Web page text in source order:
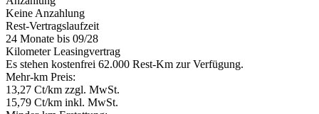
Keine Anzahlung
Rest-Vertragslaufzeit
24 Monate bis 09/28
Kilometer Leasingvertrag
Es stehen kostenfrei 62.000 Rest-Km zur Verfügung.
Mehr-km Preis:
13,27 Ct/km zzgl. MwSt.
15,79 Ct/km inkl. MwSt.